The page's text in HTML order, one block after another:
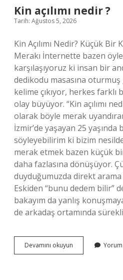
Kin açılımı nedir ?
Tarih: Ağustos 5, 2026
Kin Açılımı Nedir? Küçük Bir
Merakı İnternette bazen
karşılaşıyoruz ki insan bir
dedikodu masasına
kelime çıkıyor, herkes
olay büyüyor. “Kin açılımı
olarak böyle merak
İzmir’de yaşayan 25
söyleyebilirim ki bizim
merak etmek bazen küçük
daha fazlasına dönüşüyor.
duyduğumuzda direkt
Eskiden “bunu dedem bilir”
bakayım da yanlış
de arkadaş ortamında
Devamını okuyun
açılımı
Yorum